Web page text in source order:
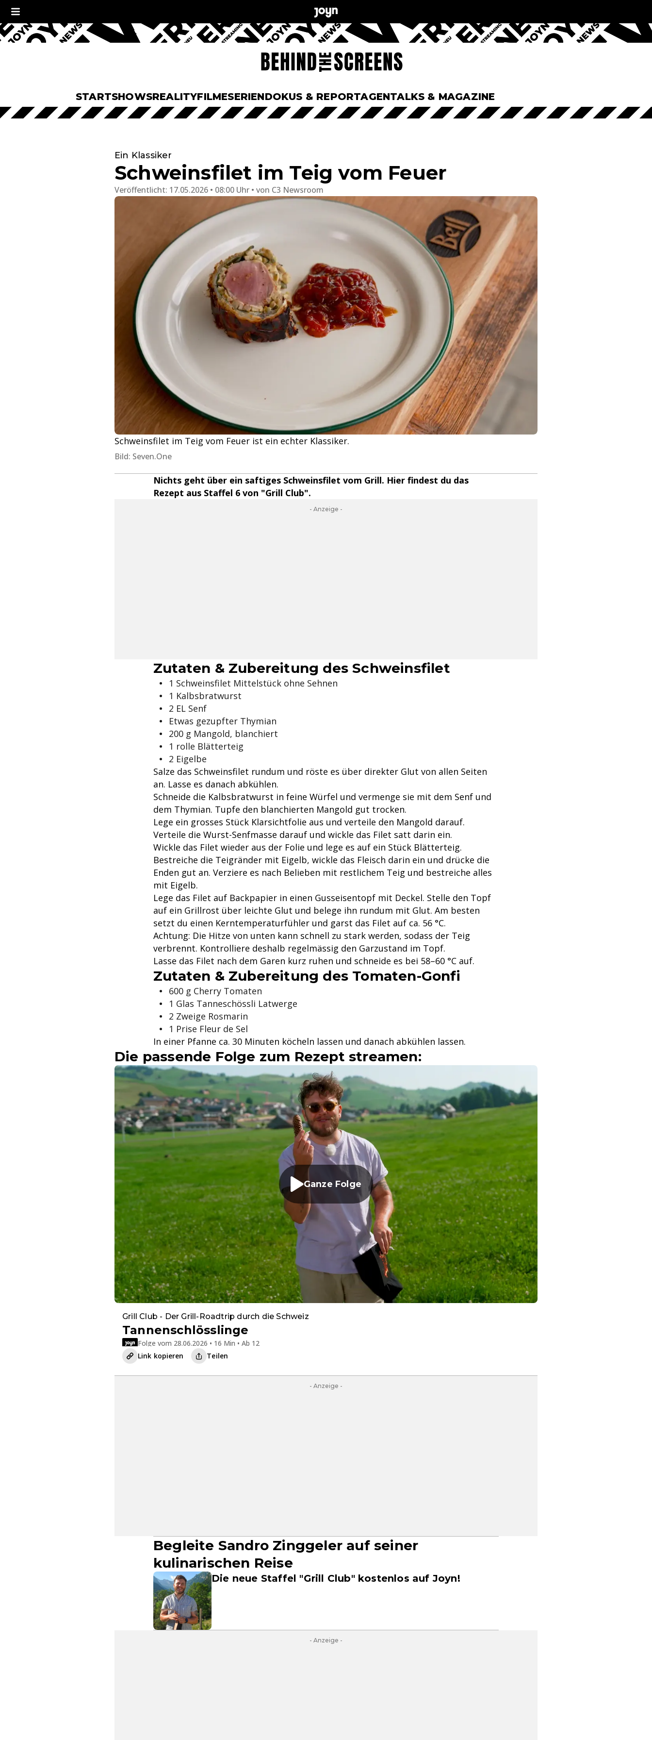
STARTSHOWSREALITYFILMESERIENDOKUS & REPORTAGENTALKS & MAGAZINE
Ein Klassiker
Schweinsfilet im Teig vom Feuer
Veröffentlicht: 17.05.2026 • 08:00 Uhr von C3 Newsroom
Schweinsfilet im Teig vom Feuer ist ein echter Klassiker.
Bild: Seven.One
Nichts geht über ein saftiges Schweinsfilet vom Grill. Hier findest du das
Rezept aus Staffel 6 von "Grill Club".
- Anzeige -
Zutaten & Zubereitung des Schweinsfilet
1 Schweinsfilet Mittelstück ohne Sehnen
1 Kalbsbratwurst
2 EL Senf
Etwas gezupfter Thymian
200 g Mangold, blanchiert
1 rolle Blätterteig
2 Eigelbe
Salze das Schweinsfilet rundum und röste es über direkter Glut von allen Seiten
an. Lasse es danach abkühlen.
Schneide die Kalbsbratwurst in feine Würfel und vermenge sie mit dem Senf und
dem Thymian. Tupfe den blanchierten Mangold gut trocken.
Lege ein grosses Stück Klarsichtfolie aus und verteile den Mangold darauf.
Verteile die Wurst-Senfmasse darauf und wickle das Filet satt darin ein.
Wickle das Filet wieder aus der Folie und lege es auf ein Stück Blätterteig.
Bestreiche die Teigränder mit Eigelb, wickle das Fleisch darin ein und drücke die
Enden gut an. Verziere es nach Belieben mit restlichem Teig und bestreiche alles
mit Eigelb.
Lege das Filet auf Backpapier in einen Gusseisentopf mit Deckel. Stelle den Topf
auf ein Grillrost über leichte Glut und belege ihn rundum mit Glut. Am besten
setzt du einen Kerntemperaturfühler und garst das Filet auf ca. 56 °C.
Achtung: Die Hitze von unten kann schnell zu stark werden, sodass der Teig
verbrennt. Kontrolliere deshalb regelmässig den Garzustand im Topf.
Lasse das Filet nach dem Garen kurz ruhen und schneide es bei 58–60 °C auf.
Zutaten & Zubereitung des Tomaten-Gonfi
600 g Cherry Tomaten
1 Glas Tanneschössli Latwerge
2 Zweige Rosmarin
1 Prise Fleur de Sel
In einer Pfanne ca. 30 Minuten köcheln lassen und danach abkühlen lassen.
Die passende Folge zum Rezept streamen:
Ganze Folge
Grill Club - Der Grill-Roadtrip durch die Schweiz
Tannenschlösslinge
Folge vom 28.06.2026 • 16 Min • Ab 12
Link kopieren
Teilen
- Anzeige -
Begleite Sandro Zinggeler auf seiner
kulinarischen Reise
Die neue Staffel "Grill Club" kostenlos auf Joyn!
- Anzeige -